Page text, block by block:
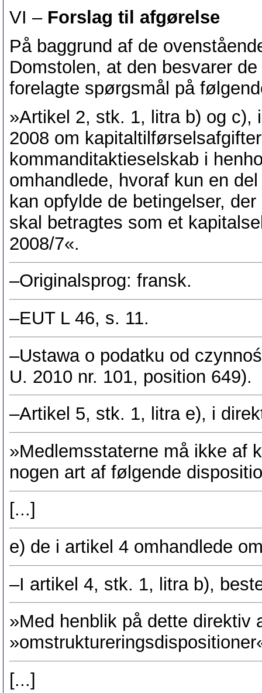
VI – Forslag til afgørelse
På baggrund af de
Domstolen, at den besvarer
forelagte spørgsmål på
»Artikel 2, stk. 1, litra b) og c),
2008 om
kommanditaktieselskab i
omhandlede, hvoraf kun en
kan opfylde de betingelser,
skal betragtes som et
2008/7«.
–Originalsprog: fransk.
–EUT L 46, s. 11.
–Ustawa o podatku od
U. 2010 nr. 101, position 649).
–Artikel 5, stk. 1, litra e), i
»Medlemsstaterne må ikke af
nogen art af følgende
[...]
e) de i artikel 4 omhandlede
–I artikel 4, stk. 1, litra b),
»Med henblik på dette direktiv
[...]